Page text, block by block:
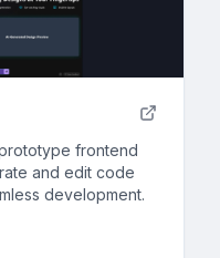
frontend
and edit code
development.